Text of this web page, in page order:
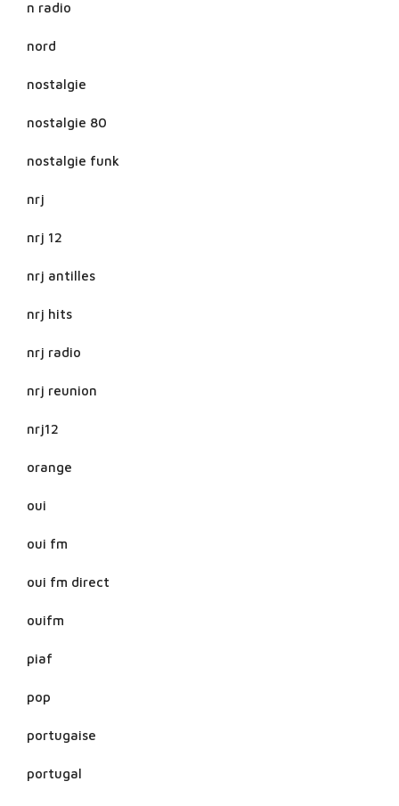
n radio
nord
nostalgie
nostalgie 80
nostalgie funk
nrj
nrj 12
nrj antilles
nrj hits
nrj radio
nrj reunion
nrj12
orange
oui
oui fm
oui fm direct
ouifm
piaf
pop
portugaise
portugal